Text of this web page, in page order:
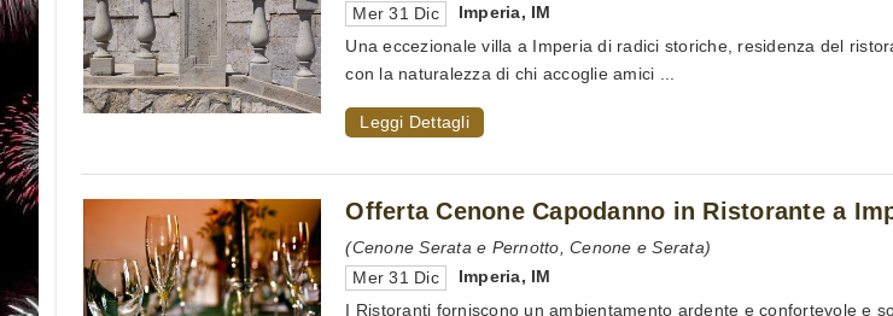
Mer 31 Dic
Imperia, IM
Una eccezionale villa a Imperia di radici storiche, residenza del
con la naturalezza di chi accoglie amici ...
Leggi Dettagli
Offerta Cenone Capodanno in Ristorante a
(Cenone Serata e Pernotto, Cenone e Serata)
Mer 31 Dic
Imperia, IM
I Ristoranti forniscono un ambientamento ardente e confortevole e